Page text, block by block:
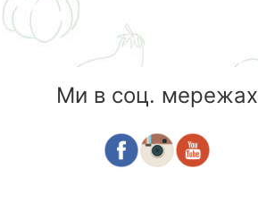
Ми в соц. мережах